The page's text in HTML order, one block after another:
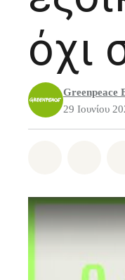
όχι
Greenpeace
29 Ιουνίου